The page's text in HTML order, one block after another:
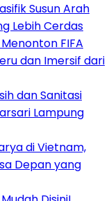
Susun Arah
Lebih Cerdas
FIFA
dan Imersif dari
dan Sanitasi
Lampung
di Vietnam,
Depan yang